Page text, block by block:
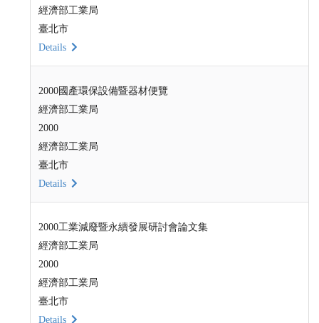
經濟部工業局
臺北市
Details
2000國產環保設備暨器材便覽
經濟部工業局
2000
經濟部工業局
臺北市
Details
2000工業減廢暨永續發展研討會論文集
經濟部工業局
2000
經濟部工業局
臺北市
Details